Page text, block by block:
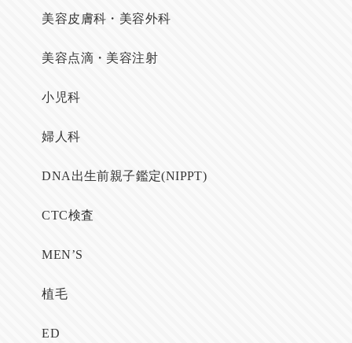
美容皮膚科・美容外科
美容点滴・美容注射
小児科
婦人科
DNA出生前親子鑑定(NIPPT)
CTC検査
MEN’S
植毛
ED